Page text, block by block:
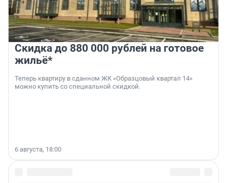
Скидка до 880 000 рублей на готовое
жильё*
Теперь квартиру в сданном ЖК «Образцовый квартал 14»
можно купить со специальной скидкой.
6 августа, 18:00